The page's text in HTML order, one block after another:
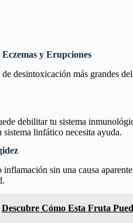
y Erupciones
desintoxicación más grandes
debilitar tu sistema
sistema linfático necesita ayuda.
sin una causa
Descubre Cómo Esta Fruta